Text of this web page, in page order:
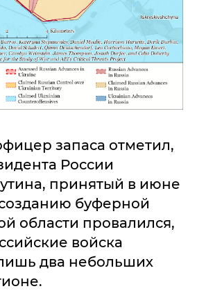
запаса отметил,
России
принятый в июне
буферной
области провалился,
войска
два небольших